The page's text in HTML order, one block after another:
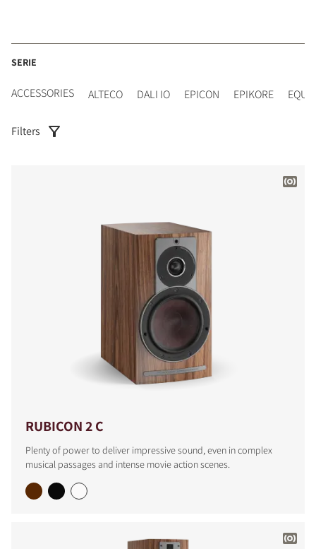
SERIE
ACCESSORIES ALTECO DALI IO EPICON EPIKORE EQUI
Filters
RUBICON 2 C
Plenty of power to deliver impressive sound, even in complex
musical passages and intense movie action scenes.